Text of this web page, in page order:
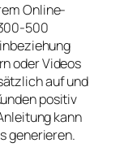
Online-
500
oder Videos
auf und
positiv
kann
generieren.